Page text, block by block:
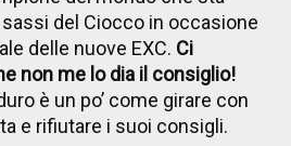
del Ciocco in occasione
delle nuove EXC. Ci
non me lo dia il consiglio!
è un po’ come girare con
e rifiutare i suoi consigli.